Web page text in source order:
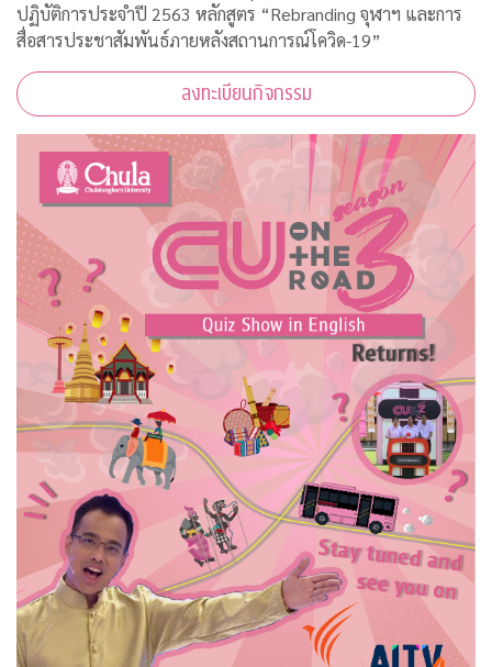
ปฏิบัติการประจำปี 2563 หลักสูตร “Rebranding จุฬาฯ และการ
สื่อสารประชาสัมพันธ์ภายหลังสถานการณ์โควิด-19”
ลงทะเบียนกิจกรรม